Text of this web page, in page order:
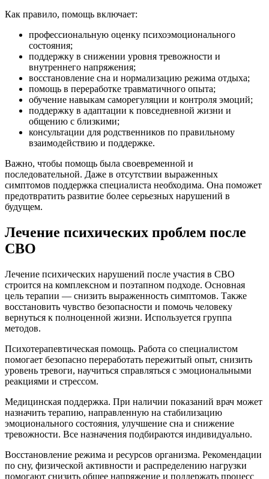
Как правило, помощь включает:
профессиональную оценку психоэмоционального
состояния;
поддержку в снижении уровня тревожности и
внутреннего напряжения;
восстановление сна и нормализацию режима отдыха;
помощь в переработке травматичного опыта;
обучение навыкам саморегуляции и контроля эмоций;
поддержку в адаптации к повседневной жизни и
общению с близкими;
консультации для родственников по правильному
взаимодействию и поддержке.
Важно, чтобы помощь была своевременной и
последовательной. Даже в отсутствии выраженных
симптомов поддержка специалиста необходима. Она поможет
предотвратить развитие более серьезных нарушений в
будущем.
Лечение психических проблем после
СВО
Лечение психических нарушений после участия в СВО
строится на комплексном и поэтапном подходе. Основная
цель терапии — снизить выраженность симптомов. Также
восстановить чувство безопасности и помочь человеку
вернуться к полноценной жизни. Используется группа
методов.
Психотерапевтическая помощь. Работа со специалистом
помогает безопасно переработать пережитый опыт, снизить
уровень тревоги, научиться справляться с эмоциональными
реакциями и стрессом.
Медицинская поддержка. При наличии показаний врач может
назначить терапию, направленную на стабилизацию
эмоционального состояния, улучшение сна и снижение
тревожности. Все назначения подбираются индивидуально.
Восстановление режима и ресурсов организма. Рекомендации
по сну, физической активности и распределению нагрузки
помогают снизить общее напряжение и поддержать процесс